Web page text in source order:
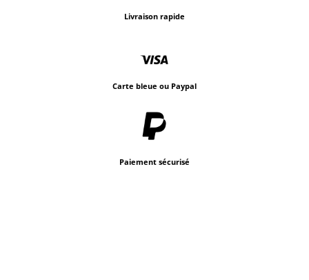
Livraison rapide
Carte bleue ou Paypal
Paiement sécurisé